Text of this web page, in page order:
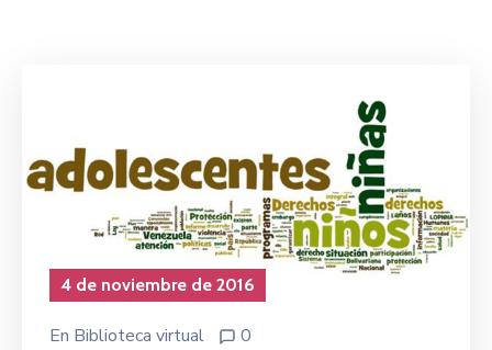
4 de noviembre de 2016
En Biblioteca virtual 0